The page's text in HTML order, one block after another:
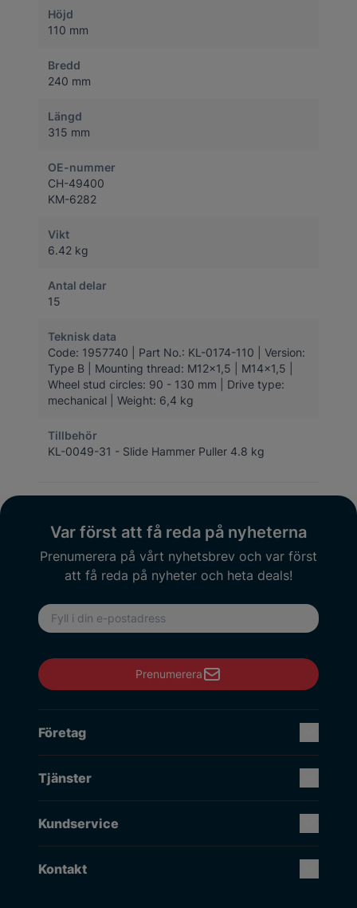
Höjd
110 mm
Bredd
240 mm
Längd
315 mm
OE-nummer
CH-49400
KM-6282
Vikt
6.42 kg
Antal delar
15
Teknisk data
Code: 1957740 | Part No.: KL-0174-110 | Version:
Type B | Mounting thread: M12x1,5 | M14x1,5 |
Wheel stud circles: 90 - 130 mm | Drive type:
mechanical | Weight: 6,4 kg
Tillbehör
KL-0049-31 - Slide Hammer Puller 4.8 kg
Var först att få reda på nyheterna
Prenumerera på vårt nyhetsbrev och var först
att få reda på nyheter och heta deals!
E-postadress
Prenumerera
Företag
Tjänster
Kundservice
Kontakt